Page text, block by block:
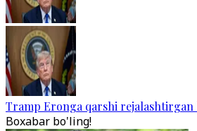
Tramp Eronga qarshi
Boxabar bo'ling!